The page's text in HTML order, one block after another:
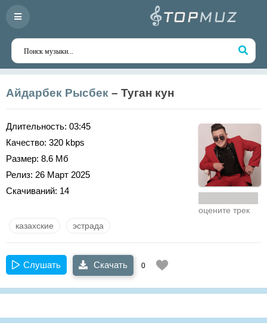
Айдарбек Рысбек – Туган кун
Длительность: 03:45
Качество: 320 kbps
Размер: 8.6 Мб
Релиз: 26 Март 2025
Скачиваний: 14
оцените трек
казахские эстрада
Слушать Скачать 0